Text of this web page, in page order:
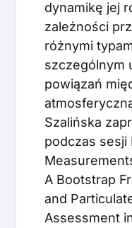
dynamikę jej
zależności
różnymi
szczególnym
powiązań
Szalińska
podczas sesji
A Bootstrap
and
Assessment